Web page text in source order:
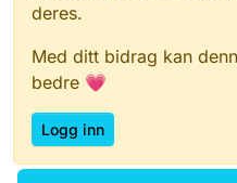
deres.
Med ditt bidrag kan
bedre 💗
Logg inn